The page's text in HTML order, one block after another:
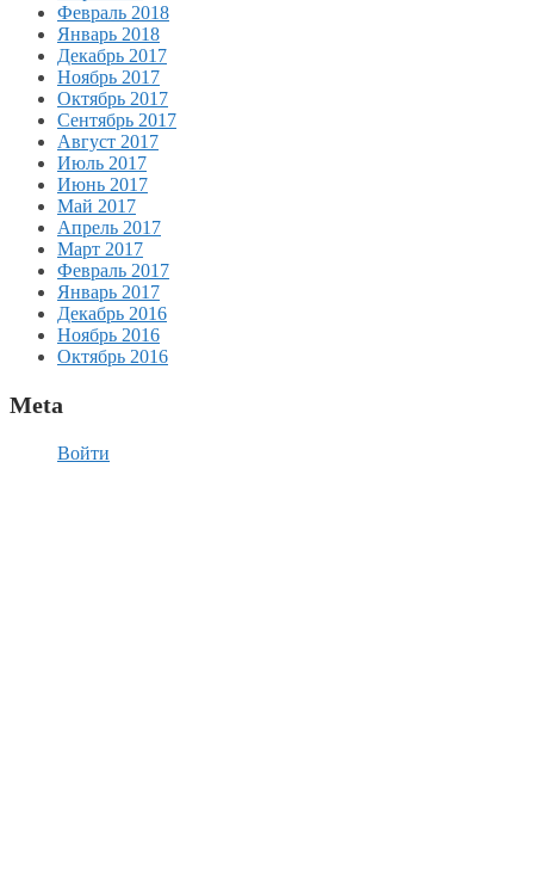
Февраль 2018
Январь 2018
Декабрь 2017
Ноябрь 2017
Октябрь 2017
Сентябрь 2017
Август 2017
Июль 2017
Июнь 2017
Май 2017
Апрель 2017
Март 2017
Февраль 2017
Январь 2017
Декабрь 2016
Ноябрь 2016
Октябрь 2016
Meta
Войти